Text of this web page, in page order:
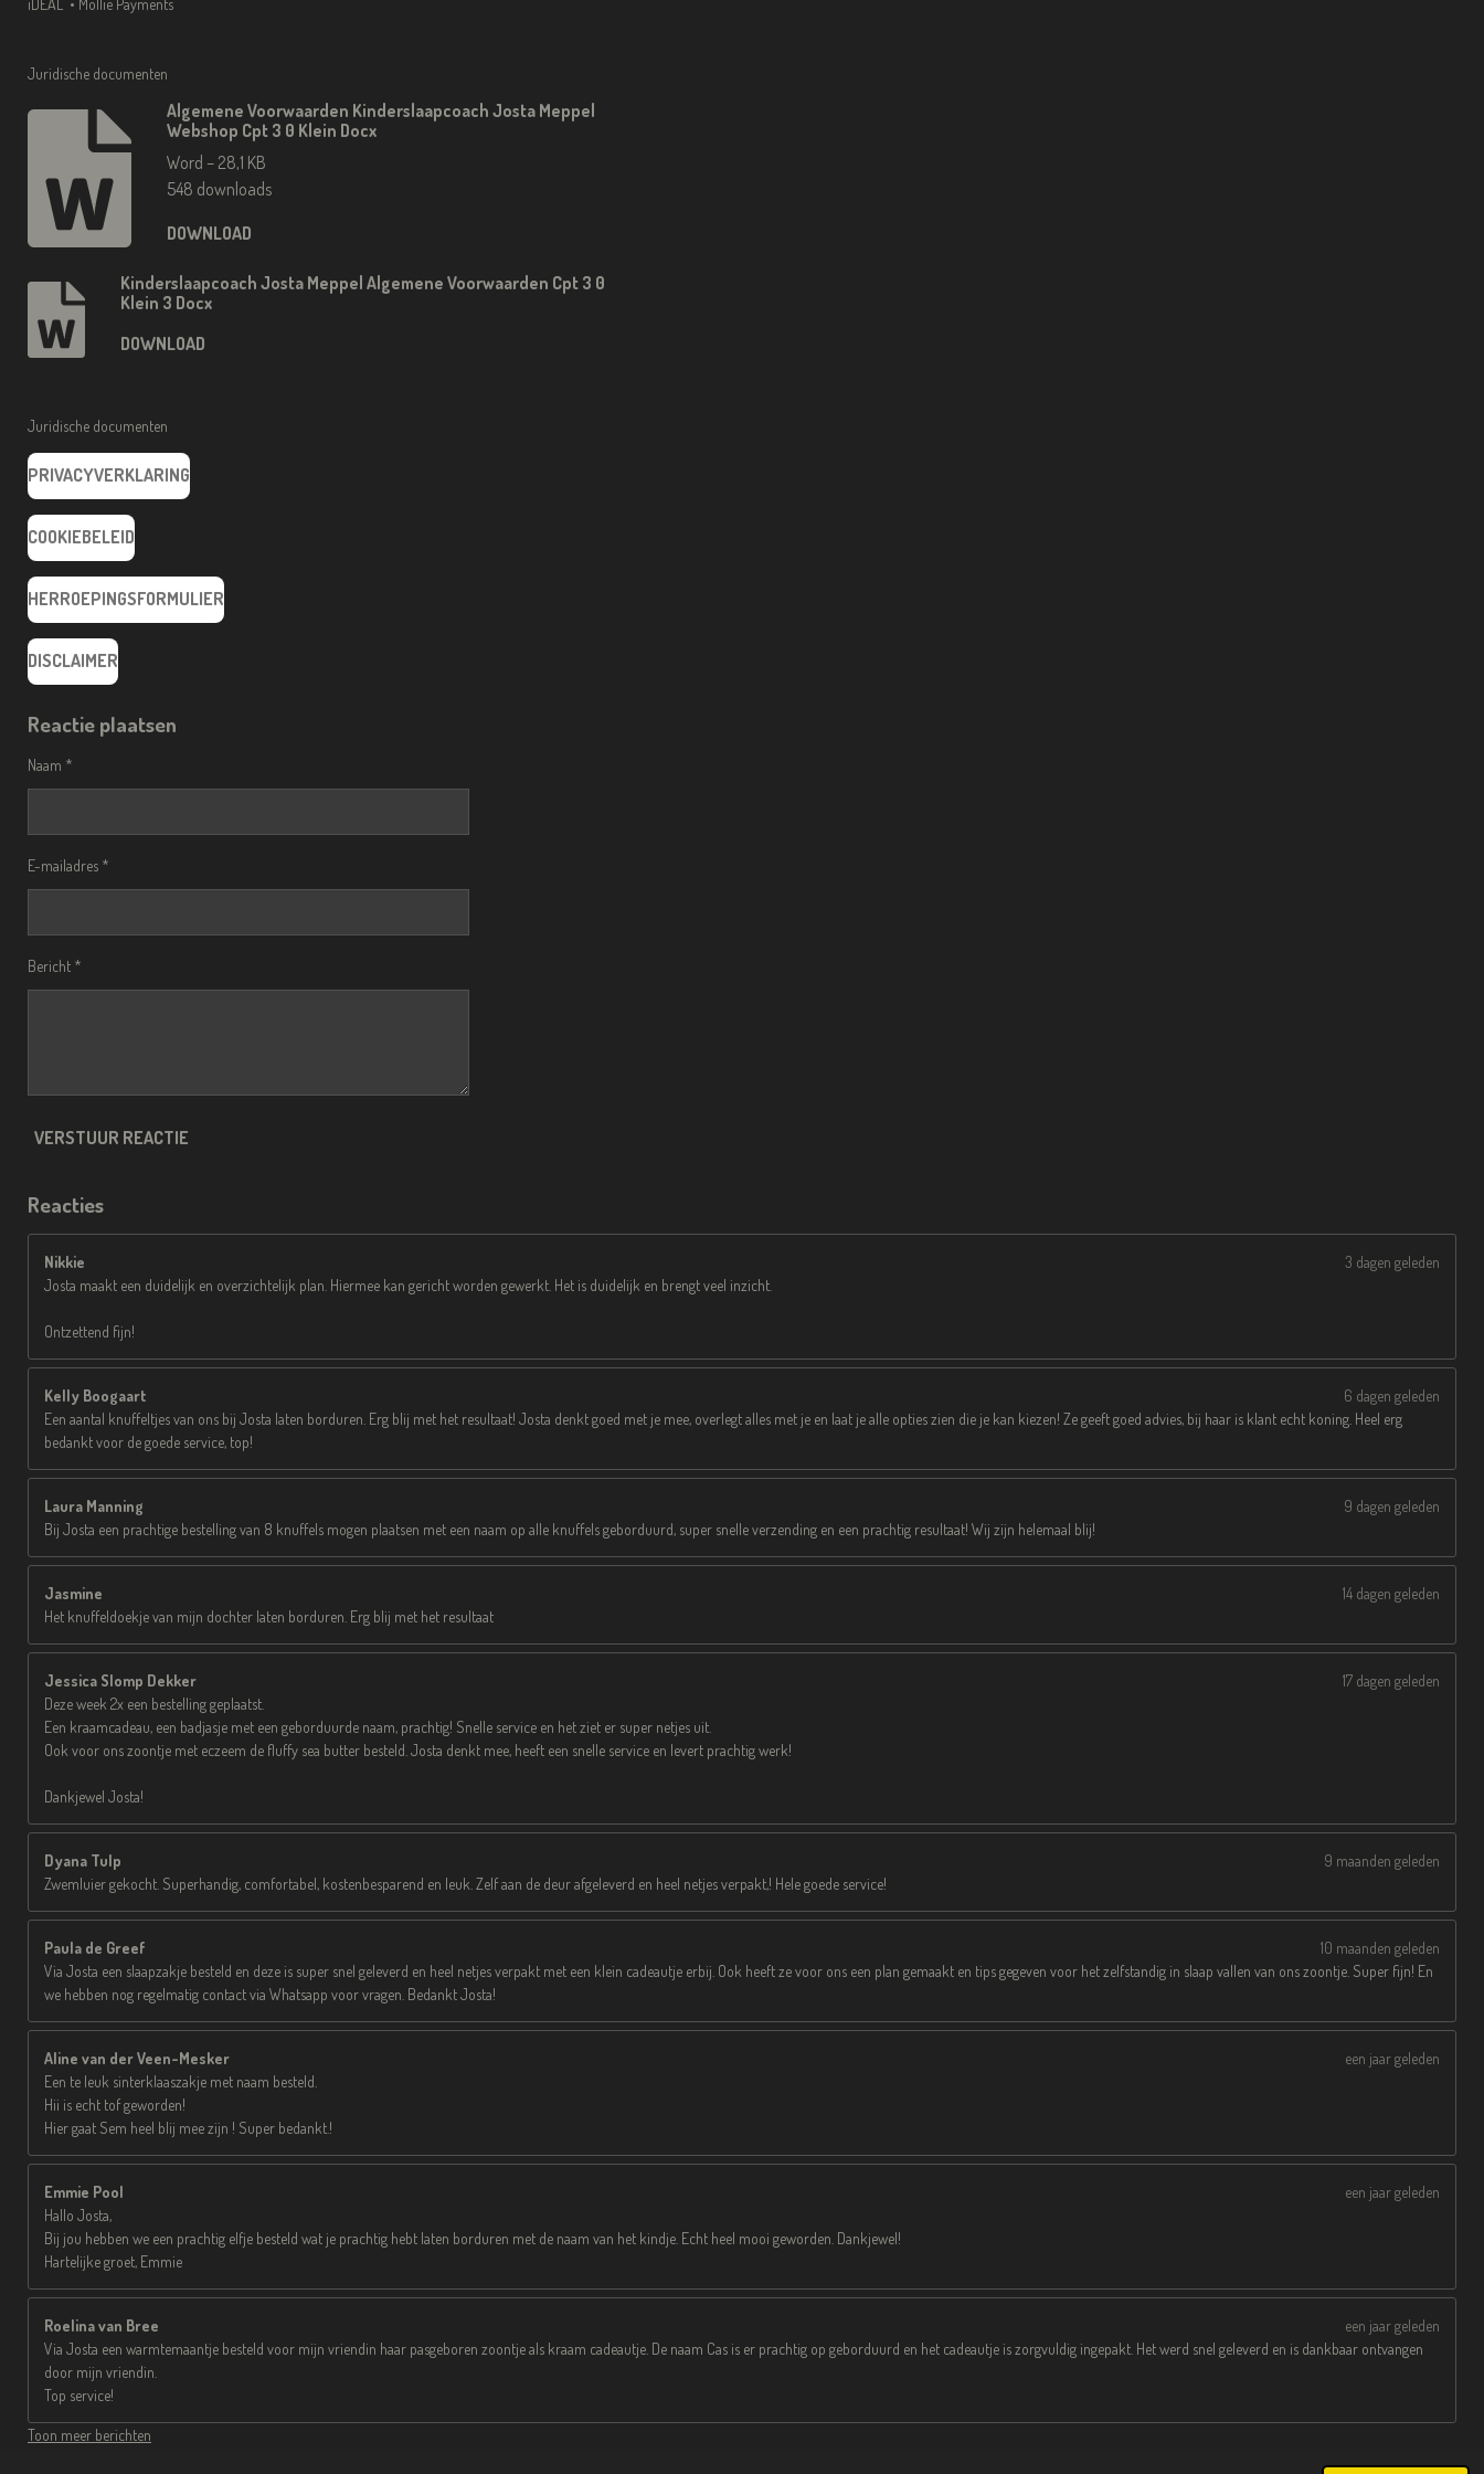
Juridische documenten
Algemene Voorwaarden Kinderslaapcoach Josta Meppel
Webshop Cpt 3 0 Klein Docx
Word – 28,1 KB
548 downloads
DOWNLOAD
Kinderslaapcoach Josta Meppel Algemene Voorwaarden Cpt 3 0
Klein 3 Docx
DOWNLOAD
Juridische documenten
PRIVACYVERKLARING
COOKIEBELEID
HERROEPINGSFORMULIER
DISCLAIMER
Reactie plaatsen
Naam *
E-mailadres *
Bericht *
VERSTUUR REACTIE
Reacties
Nikkie
3 dagen geleden
Josta maakt een duidelijk en overzichtelijk plan. Hiermee kan gericht worden gewerkt. Het is duidelijk en brengt veel inzicht.
Ontzettend fijn!
Kelly Boogaart
6 dagen geleden
Een aantal knuffeltjes van ons bij Josta laten borduren. Erg blij met het resultaat! Josta denkt goed met je mee, overlegt alles met je en laat je alle opties zien die je kan kiezen! Ze geeft goed advies, bij haar is klant echt koning. Heel erg
bedankt voor de goede service, top!
Laura Manning
9 dagen geleden
Bij Josta een prachtige bestelling van 8 knuffels mogen plaatsen met een naam op alle knuffels geborduurd, super snelle verzending en een prachtig resultaat! Wij zijn helemaal blij!
Jasmine
14 dagen geleden
Het knuffeldoekje van mijn dochter laten borduren. Erg blij met het resultaat
Jessica Slomp Dekker
17 dagen geleden
Deze week 2x een bestelling geplaatst.
Een kraamcadeau, een badjasje met een geborduurde naam, prachtig! Snelle service en het ziet er super netjes uit.
Ook voor ons zoontje met eczeem de fluffy sea butter besteld. Josta denkt mee, heeft een snelle service en levert prachtig werk!
Dankjewel Josta!
Dyana Tulp
9 maanden geleden
Zwemluier gekocht. Superhandig, comfortabel, kostenbesparend en leuk. Zelf aan de deur afgeleverd en heel netjes verpakt,! Hele goede service!
Paula de Greef
10 maanden geleden
Via Josta een slaapzakje besteld en deze is super snel geleverd en heel netjes verpakt met een klein cadeautje erbij. Ook heeft ze voor ons een plan gemaakt en tips gegeven voor het zelfstandig in slaap vallen van ons zoontje. Super fijn! En
we hebben nog regelmatig contact via Whatsapp voor vragen. Bedankt Josta!
Aline van der Veen-Mesker
een jaar geleden
Een te leuk sinterklaaszakje met naam besteld.
Hii is echt tof geworden!
Hier gaat Sem heel blij mee zijn ! Super bedankt.!
Emmie Pool
een jaar geleden
Hallo Josta,
Bij jou hebben we een prachtig elfje besteld wat je prachtig hebt laten borduren met de naam van het kindje. Echt heel mooi geworden. Dankjewel!
Hartelijke groet, Emmie
Roelina van Bree
een jaar geleden
Via Josta een warmtemaantje besteld voor mijn vriendin haar pasgeboren zoontje als kraam cadeautje. De naam Cas is er prachtig op geborduurd en het cadeautje is zorgvuldig ingepakt. Het werd snel geleverd en is dankbaar ontvangen
door mijn vriendin.
Top service!
Toon meer berichten